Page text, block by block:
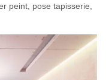
peint, pose tapisserie,